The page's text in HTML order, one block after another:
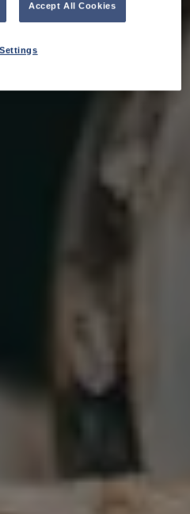
Accept All Cookies